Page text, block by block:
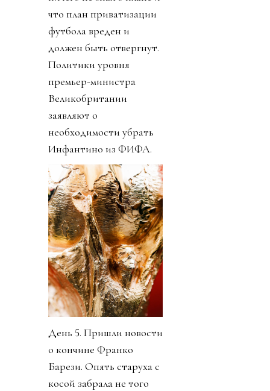
что план приватизации
футбола вреден и
должен быть отвергнут.
Политики уровня
премьер-министра
Великобритании
заявляют о
необходимости убрать
Инфантино из ФИФА.
День 5. Пришли новости
о кончине Франко
Барези. Опять старуха с
косой забрала не того